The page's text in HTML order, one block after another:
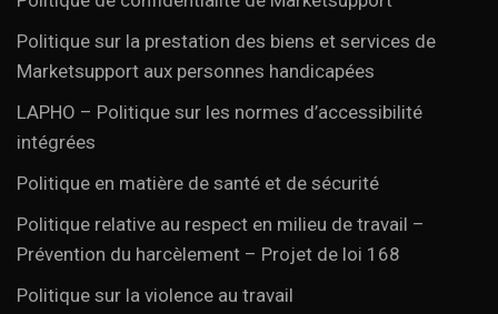
Politique sur la prestation des biens et services de
Marketsupport aux personnes handicapées
LAPHO – Politique sur les normes d’accessibilité
intégrées
Politique en matière de santé et de sécurité
Politique relative au respect en milieu de travail –
Prévention du harcèlement – Projet de loi 168
Politique sur la violence au travail